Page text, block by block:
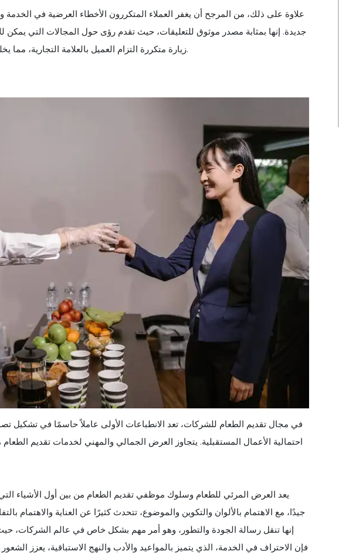
علاوة على ذلك، من المرجح أن يغفر العملاء المتكررون الأخطاء العرضية في الخدمة
جديدة. إنها بمثابة مصدر موثوق للتعليقات، حيث تقدم رؤى حول المجالات التي يمكن
زيارة متكررة التزام العميل بالعلامة التجارية، مما يخلق دورة من الولاء تعتمد على الاكتفاء الذاتي.
في مجال تقديم الطعام للشركات، تعد الانطباعات الأولى عاملاً حاسمًا في تشكيل
احتمالية الأعمال المستقبلية. يتجاوز العرض الجمالي والمهني لخدمات تقديم الطعام
يعد العرض المرئي للطعام وسلوك موظفي تقديم الطعام من بين أول الأشياء التي
جيدًا، مع الاهتمام بالألوان والتكوين والموضوع، تتحدث كثيرًا عن العناية والاهتمام
إنها تنقل رسالة الجودة والتطور، وهو أمر مهم بشكل خاص في عالم الشركات، حيث
فإن الاحتراف في الخدمة، الذي يتميز بالمواعيد والأدب والنهج الاستباقية، يعزز